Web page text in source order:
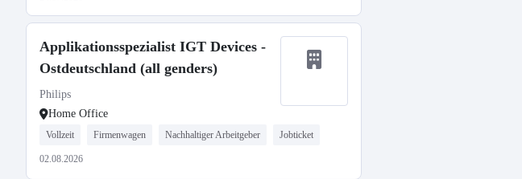
Applikationsspezialist IGT Devices -
Ostdeutschland (all genders)
Philips
Home Office
Vollzeit Firmenwagen Nachhaltiger Arbeitgeber Jobticket
02.08.2026